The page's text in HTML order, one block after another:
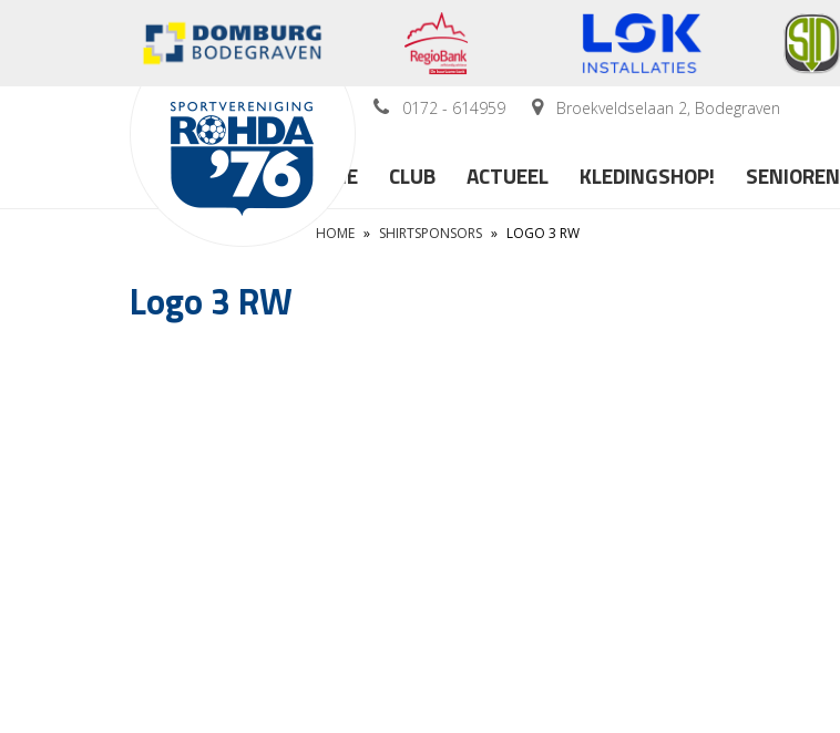
0172 - 614959 Broekveldselaan 2, Bodegraven
HOME CLUB ACTUEEL KLEDINGSHOP! SENIOREN
HOME » SHIRTSPONSORS » LOGO 3 RW
Logo 3 RW